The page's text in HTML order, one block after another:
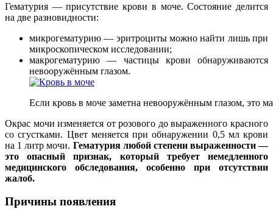
Гематурия — присутствие крови в моче. Состояние делится
на две разновидности:
микрогематурию — эритроциты можно найти лишь при
микроскопическом исследовании;
макрогематурию — частицы крови обнаруживаются
невооружённым глазом.
Если кровь в моче заметна невооружённым глазом, это
Окрас мочи изменяется от розового до выраженного красного
со сгустками. Цвет меняется при обнаружении 0,5 мл крови
на 1 литр мочи. Гематурия любой степени выраженности —
это опасный признак, который требует немедленного
медицинского обследования, особенно при отсутствии
жалоб.
Причины появления